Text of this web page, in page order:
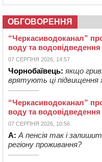
ОБГОВОРЕННЯ
“Черкасиводоканал”
воду та водовідведення
07 СЕРПНЯ 2026, 14:57
Чорнобаївець: якщо
врятують ці підвищення
“Черкасиводоканал”
воду та водовідведення
07 СЕРПНЯ 2026, 10:56
А: А пенсія так і
регіону проживання?